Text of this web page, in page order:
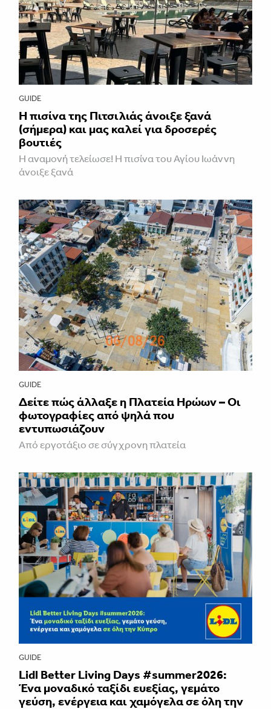
GUIDE
Η πισίνα της Πιτσιλιάς άνοιξε ξανά
(σήμερα) και μας καλεί για δροσερές
βουτιές
Η αναμονή τελείωσε! Η πισίνα του Αγίου Ιωάννη
άνοιξε ξανά
GUIDE
Δείτε πώς άλλαξε η Πλατεία Ηρώων – Οι
φωτογραφίες από ψηλά που
εντυπωσιάζουν
Από εργοτάξιο σε σύγχρονη πλατεία
GUIDE
Lidl Better Living Days #summer2026:
Ένα μοναδικό ταξίδι ευεξίας, γεμάτο
γεύση, ενέργεια και χαμόγελα σε όλη την